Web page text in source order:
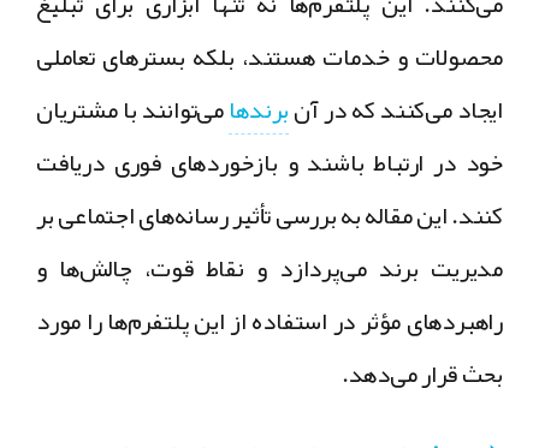
محصولات و خدمات هستند، بلکه بسترهای تعاملی
ایجاد می‌کنند که در آنبرندهامی‌توانند با مشتریان
خود در ارتباط باشند و بازخوردهای فوری دریافت
کنند. این مقاله به بررسی تأثیر رسانه‌های اجتماعی بر
مدیریت برند می‌پردازد و نقاط قوت، چالش‌ها و
راهبردهای مؤثر در استفاده از این پلتفرم‌ها را مورد
بحث قرار می‌دهد.